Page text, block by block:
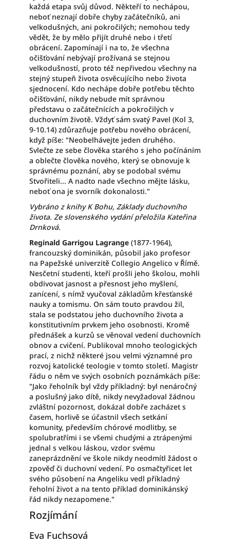
každá etapa svůj důvod. Někteří to nechápou,
neboť neznají dobře chyby začátečníků, ani
velkodušných, ani pokročilých; nemohou tedy
vědět, že by mělo přijít druhé nebo i třetí
obrácení. Zapomínají i na to, že všechna
očišťování nebývají prožívaná se stejnou
velkodušností, proto též nepřivedou všechny na
stejný stupeň života osvěcujícího nebo života
sjednocení. Kdo nechápe dobře potřebu těchto
očišťování, nikdy nebude mít správnou
představu o začátečnících a pokročilých v
duchovním životě. Vždyť sám svatý Pavel (Kol 3,
9-10.14) zdůrazňuje potřebu nového obrácení,
když píše: "Neobelhávejte jeden druhého.
Svlečte ze sebe člověka starého s jeho počínáním
a oblečte člověka nového, který se obnovuje k
správnému poznání, aby se podobal svému
Stvořiteli... A nadto nade všechno mějte lásku,
neboť ona je svorník dokonalosti."
Vybráno z knihy K Bohu, Základy duchovního
života. Ze slovenského vydání přeložila Kateřina
Drnková.
Reginald Garrigou Lagrange(1877-1964),
francouzský dominikán, působil jako profesor
na Papežské univerzitě Collegio Angelico v Římě.
Nesčetní studenti, kteří prošli jeho školou, mohli
obdivovat jasnost a přesnost jeho myšlení,
zanícení, s nímž vyučoval základům křesťanské
nauky a tomismu. On sám touto pravdou žil,
stala se podstatou jeho duchovního života a
konstitutivním prvkem jeho osobnosti. Kromě
přednášek a kurzů se věnoval vedení duchovních
obnov a cvičení. Publikoval mnoho teologických
prací, z nichž některé jsou velmi významné pro
rozvoj katolické teologie v tomto století. Magistr
řádu o něm ve svých osobních poznámkách píše:
"Jako řeholník byl vždy příkladný: byl nenáročný
a poslušný jako dítě, nikdy nevyžadoval žádnou
zvláštní pozornost, dokázal dobře zacházet s
časem, horlivě se účastnil všech setkání
komunity, především chórové modlitby, se
spolubratřími i se všemi chudými a ztrápenými
jednal s velkou láskou, vzdor svému
zaneprázdnění ve škole nikdy neodmítl žádost o
zpověď či duchovní vedení. Po osmačtyřicet let
svého působení na Angeliku vedl příkladný
řeholní život a na tento příklad dominikánský
řád nikdy nezapomene."
Rozjímání
Eva Fuchsová